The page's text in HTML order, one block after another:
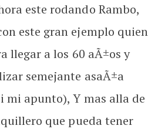
este rodando Rambo,
este gran ejemplo quien
llegar a los 60 aÃ±os y
semejante asaÃ±a
mi apunto), Y mas alla de
que pueda tener